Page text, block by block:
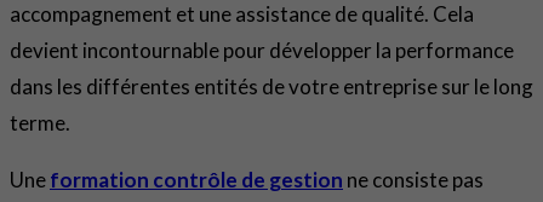
accompagnement et une assistance de qualité. Cela
devient incontournable pour développer la performance
dans les différentes entités de votre entreprise sur le long
terme.
Uneformation contrôle de gestion ne consiste pas